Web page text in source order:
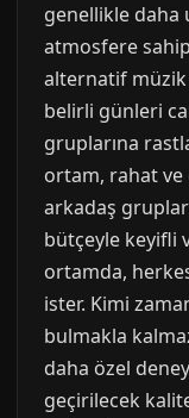
genellikle daha
atmosfere
alternatif müzik
belirli günleri
gruplarına
ortam, rahat ve
arkadaş
bütçeyle keyifli
ortamda,
ister. Kimi
bulmakla
daha özel
geçirilecek